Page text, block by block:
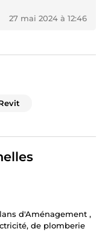
27 mai 2024 à 12:46
d'Aménagement ,
de plomberie